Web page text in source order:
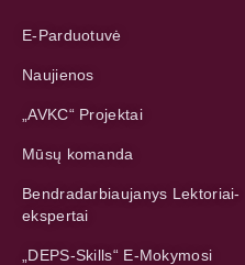
E-Parduotuvė
Naujienos
„AVKC“ Projektai
Mūsų komanda
Bendradarbiaujanys Lektoriai-
ekspertai
„DEPS-Skills“ E-Mokymosi